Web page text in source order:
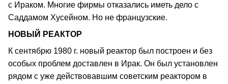
с Ираком. Многие фирмы отказались иметь дело с
Саддамом Хусейном. Но не французские.
НОВЫЙ РЕАКТОР
К сентябрю 1980 г. новый реактор был построен и без
особых проблем доставлен в Ирак. Он был установлен
рядом с уже действовавшим советским реактором в